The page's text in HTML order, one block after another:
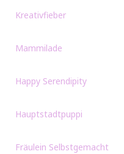
Kreativfieber
Mammilade
Happy Serendipity
Hauptstadtpuppi
Fräulein Selbstgemacht